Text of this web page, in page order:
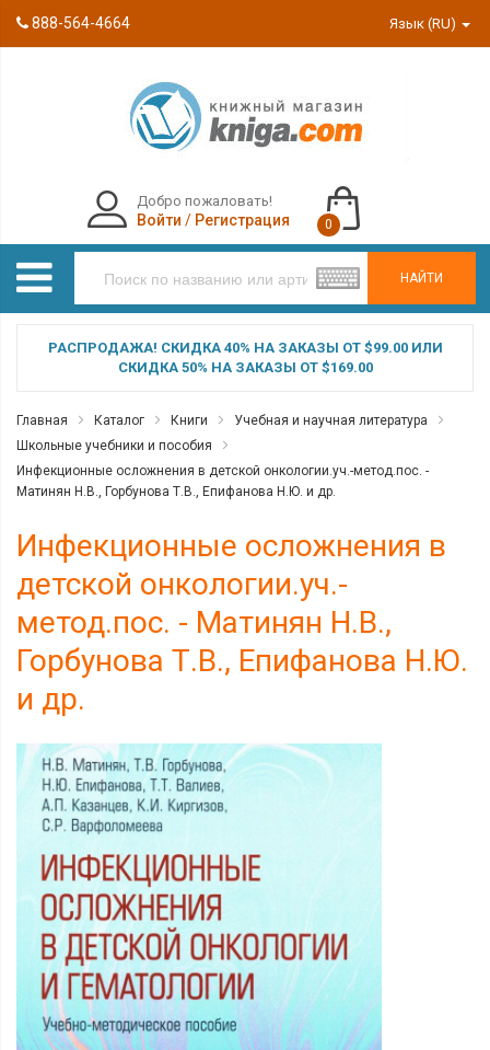
888-564-4664 Язык (RU)
НАЙТИ
Добро пожаловать!
Войти / Регистрация 0
РАСПРОДАЖА! СКИДКА 40% НА ЗАКАЗЫ ОТ $99.00 ИЛИ
СКИДКА 50% НА ЗАКАЗЫ ОТ $169.00
Главная Каталог Книги
Учебная и научная литература
Школьные учебники и пособия
Инфекционные осложнения в детской онкологии.уч.-метод.пос. -
Матинян Н.В., Горбунова Т.В., Епифанова Н.Ю. и др.
Инфекционные осложнения в
детской онкологии.уч.-
метод.пос. - Матинян Н.В.,
Горбунова Т.В., Епифанова Н.Ю.
и др.